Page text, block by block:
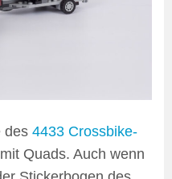
des 4433 Crossbike-
Quads. Auch wenn